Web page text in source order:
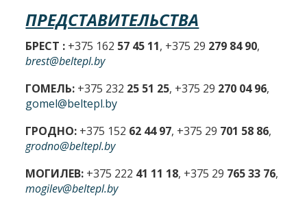
ПРЕДСТАВИТЕЛЬСТВА
БРЕСТ : +375 162 57 45 11, +375 29 279 84 90,
brest@beltepl.by
ГОМЕЛЬ: +375 232 25 51 25, +375 29 270 04 96,
gomel@beltepl.by
ГРОДНО: +375 152 62 44 97, +375 29 701 58 86,
grodno@beltepl.by
МОГИЛЕВ: +375 222 41 11 18, +375 29 765 33 76,
mogilev@beltepl.by